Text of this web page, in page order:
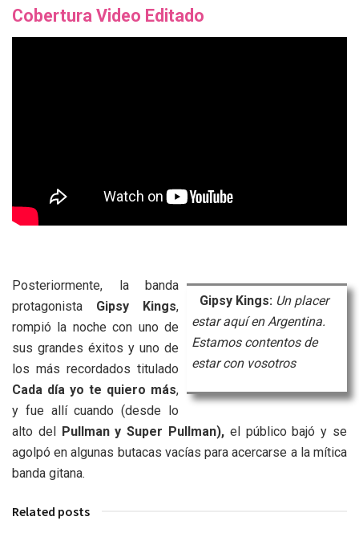
Cobertura Video Editado
Gipsy Kings: Un placer
estar aquí en Argentina.
Estamos contentos de
estar con vosotros
Posteriormente, la banda
protagonista Gipsy Kings,
rompió la noche con uno de
sus grandes éxitos y uno de
los más recordados titulado
Cada día yo te quiero más,
y fue allí cuando (desde lo
alto del
Pullman y Super Pullman), el público bajó y se
agolpó en algunas butacas vacías para acercarse a la mítica
banda gitana.
Related posts